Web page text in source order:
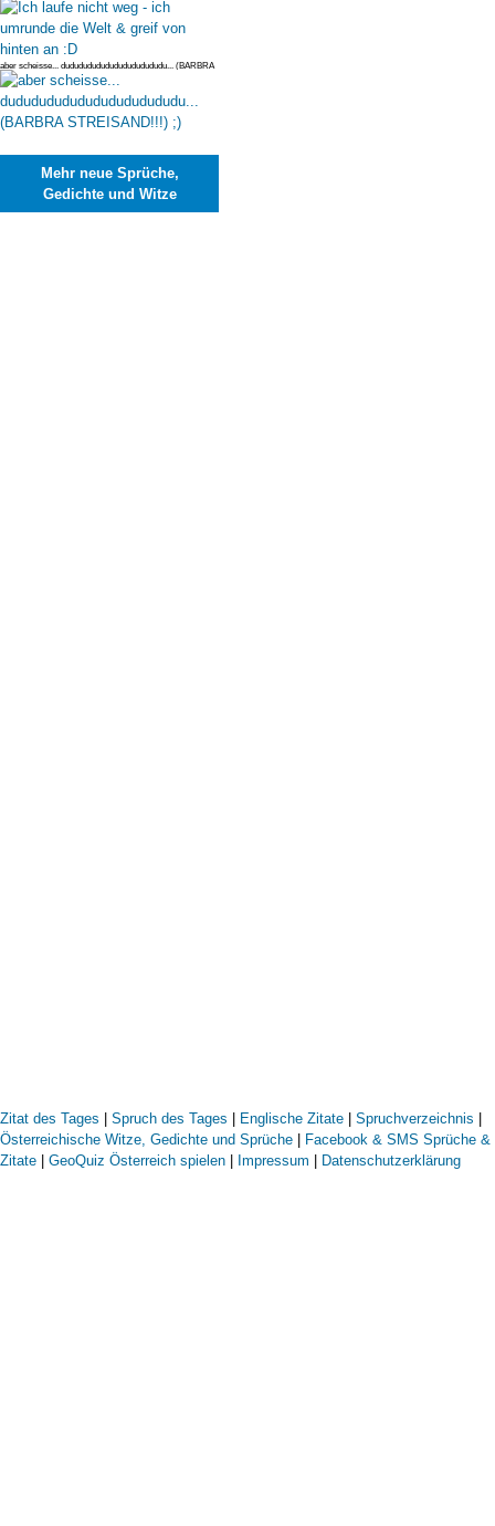
hinten an :D
aber scheisse... dudududududududududududu... (BARBRA
STREISAND!!!) ;)
Mehr neue Sprüche,
Gedichte und Witze
Zitat des Tages | Spruch des Tages | Englische Zitate | Spruchverzeichnis |
Österreichische Witze, Gedichte und Sprüche | Facebook & SMS Sprüche &
Zitate | GeoQuiz Österreich spielen | Impressum | Datenschutzerklärung